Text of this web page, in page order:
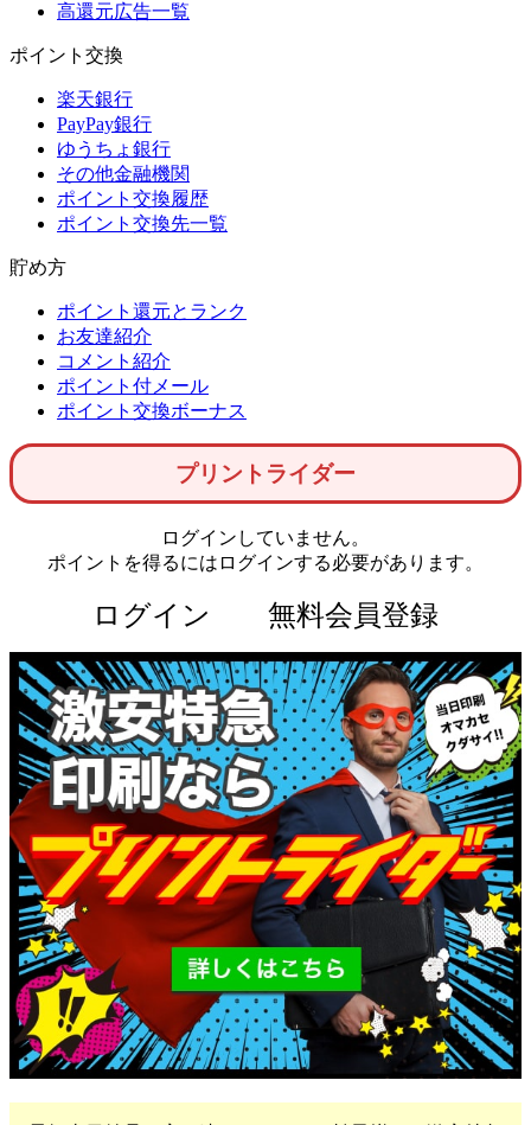
高還元広告一覧
ポイント交換
楽天銀行
PayPay銀行
ゆうちょ銀行
その他金融機関
ポイント交換履歴
ポイント交換先一覧
貯め方
ポイント還元とランク
お友達紹介
コメント紹介
ポイント付メール
ポイント交換ボーナス
プリントライダー
ログインしていません。
ポイントを得るにはログインする必要があります。
ログイン 無料会員登録